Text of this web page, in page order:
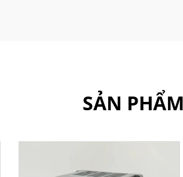
SẢN